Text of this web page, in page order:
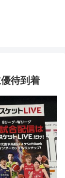
待到着